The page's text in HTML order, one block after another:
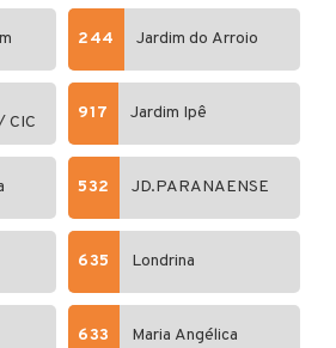
244 Jardim do Arroio
CIC
917 Jardim Ipê
532 JD.PARANAENSE
635 Londrina
633 Maria Angélica